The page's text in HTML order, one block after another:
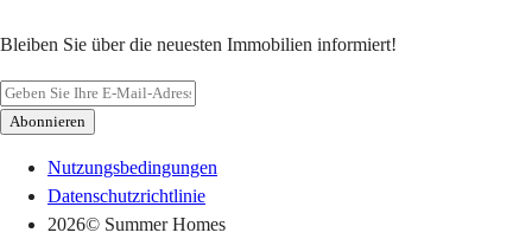
Bleiben Sie über die neuesten Immobilien informiert!
Abonnieren
Nutzungsbedingungen
Datenschutzrichtlinie
2026© Summer Homes